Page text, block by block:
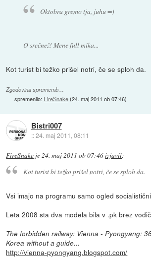
Oktobra gremo tja, juhu =)
O srečnež! Mene full mika...
Kot turist bi težko prišel notri, če se sploh da.
Zgodovina sprememb…
spremenilo: FireSnake(24. maj 2011 ob 07:46)
Bistri007
::24. maj 2011, 08:11
FireSnake je24. maj 2011 ob 07:46izjavil:
Kot turist bi težko prišel notri, če se sploh da.
Vsi imajo na programu samo ogled
Leta 2008 sta dva modela bila v .pk brez
The forbidden railway: Vienna - Pyongyang:
Korea without a guide...
http://vienna-pyongyang.blogspot.com/